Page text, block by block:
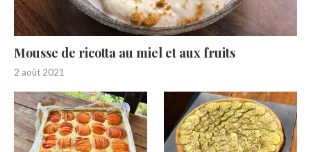
Mousse de ricotta au miel et aux fruits
2 août 2021